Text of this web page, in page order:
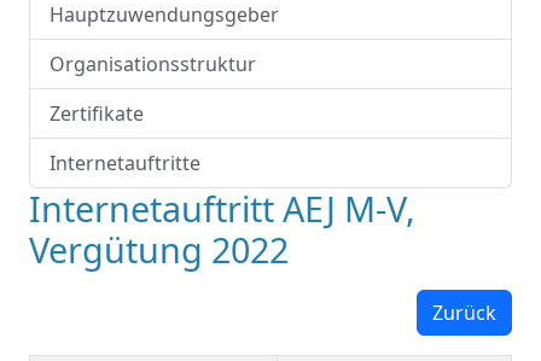
Hauptzuwendungsgeber
Organisationsstruktur
Zertifikate
Internetauftritte
Internetauftritt AEJ M-V,
Vergütung 2022
Zurück